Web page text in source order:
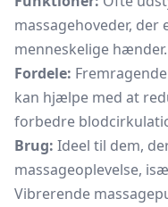
massagehoveder,
menneskelige hænder.
Fordele:
kan hjælpe med at
forbedre
Brug: Ideel til dem,
massageoplevelse,
Vibrerende